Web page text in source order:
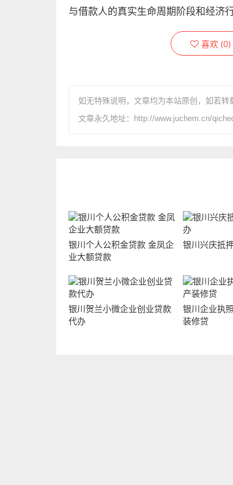
与借款人的真实生命周期阶段和经济
喜欢 (0)
如无特殊说明，文章均为本站原创 ，如若转
文章永久地址：http://www.juchem.cn/
银川个人公积金贷款 金凤企
业大额贷款
银川兴庆抵
银川贺兰小微企业创业贷款
代办
银川企业执
装修贷